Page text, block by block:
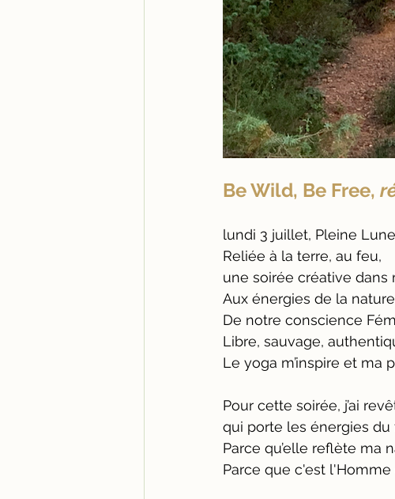
Be Wild, Be Free,
lundi 3 juillet, Pleine
Reliée à la terre, au feu,
une soirée créative dans
Aux énergies de la nature
De notre conscience
Libre, sauvage,
Le yoga m’inspire et ma
Pour cette soirée, j’ai
qui porte les énergies
Parce qu’elle reflète ma
Parce que c'est